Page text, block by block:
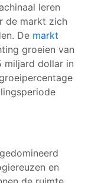
leren
de markt zich
De markt
groeien van
miljard dollar in
en